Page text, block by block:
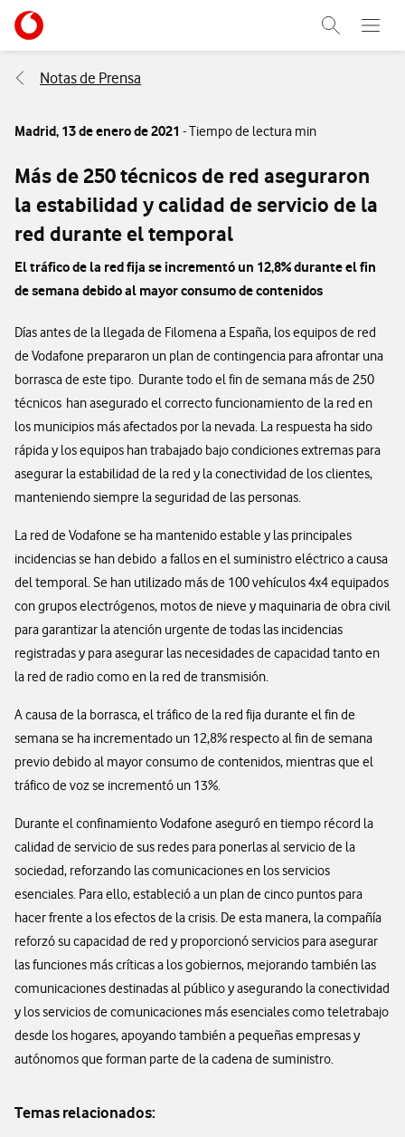
Ir a la pagina principal de vodafone.es
Abrir
Menu
Abre
Notas de Prensa
Madrid, 13 de enero de 2021 - Tiempo de lectura min
Más de 250 técnicos de red aseguraron
la estabilidad y calidad de servicio de la
red durante el temporal
El tráfico de la red fija se incrementó un 12,8% durante el fin
de semana debido al mayor consumo de contenidos
Días antes de la llegada de Filomena a España, los equipos de red
de Vodafone prepararon un plan de contingencia para afrontar una
borrasca de este tipo. Durante todo el fin de semana más de 250
técnicos han asegurado el correcto funcionamiento de la red en
los municipios más afectados por la nevada. La respuesta ha sido
rápida y los equipos han trabajado bajo condiciones extremas para
asegurar la estabilidad de la red y la conectividad de los clientes,
manteniendo siempre la seguridad de las personas.
La red de Vodafone se ha mantenido estable y las principales
incidencias se han debido a fallos en el suministro eléctrico a causa
del temporal. Se han utilizado más de 100 vehículos 4x4 equipados
con grupos electrógenos, motos de nieve y maquinaria de obra civil
para garantizar la atención urgente de todas las incidencias
registradas y para asegurar las necesidades de capacidad tanto en
la red de radio como en la red de transmisión.
A causa de la borrasca, el tráfico de la red fija durante el fin de
semana se ha incrementado un 12,8% respecto al fin de semana
previo debido al mayor consumo de contenidos, mientras que el
tráfico de voz se incrementó un 13%.
Durante el confinamiento Vodafone aseguró en tiempo récord la
calidad de servicio de sus redes para ponerlas al servicio de la
sociedad, reforzando las comunicaciones en los servicios
esenciales. Para ello, estableció a un plan de cinco puntos para
hacer frente a los efectos de la crisis. De esta manera, la compañía
reforzó su capacidad de red y proporcionó servicios para asegurar
las funciones más críticas a los gobiernos, mejorando también las
comunicaciones destinadas al público y asegurando la conectividad
y los servicios de comunicaciones más esenciales como teletrabajo
desde los hogares, apoyando también a pequeñas empresas y
autónomos que forman parte de la cadena de suministro.
Temas relacionados: